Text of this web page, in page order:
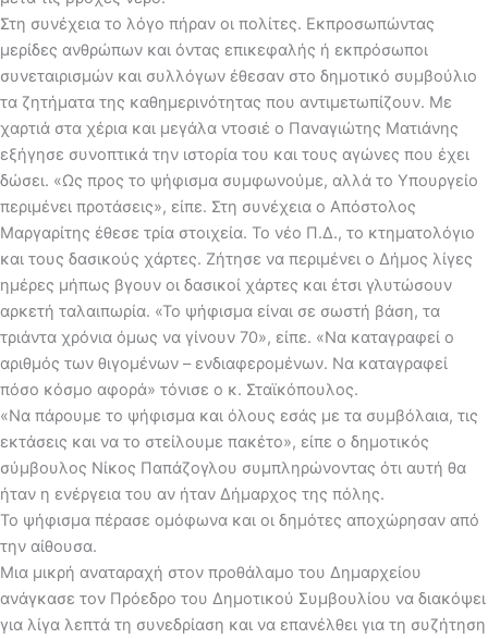
Στη συνέχεια το λόγο πήραν οι πολίτες. Εκπροσωπώντας
μερίδες ανθρώπων και όντας επικεφαλής ή εκπρόσωποι
συνεταιρισμών και συλλόγων έθεσαν στο δημοτικό συμβούλιο
τα ζητήματα της καθημερινότητας που αντιμετωπίζουν. Με
χαρτιά στα χέρια και μεγάλα ντοσιέ ο Παναγιώτης Ματιάνης
εξήγησε συνοπτικά την ιστορία του και τους αγώνες που έχει
δώσει. «Ως προς το ψήφισμα συμφωνούμε, αλλά το Υπουργείο
περιμένει προτάσεις», είπε. Στη συνέχεια ο Απόστολος
Μαργαρίτης έθεσε τρία στοιχεία. Το νέο Π.Δ., το κτηματολόγιο
και τους δασικούς χάρτες. Ζήτησε να περιμένει ο Δήμος λίγες
ημέρες μήπως βγουν οι δασικοί χάρτες και έτσι γλυτώσουν
αρκετή ταλαιπωρία. «Το ψήφισμα είναι σε σωστή βάση, τα
τριάντα χρόνια όμως να γίνουν 70», είπε. «Να καταγραφεί ο
αριθμός των θιγομένων – ενδιαφερομένων. Να καταγραφεί
πόσο κόσμο αφορά» τόνισε ο κ. Σταϊκόπουλος.
«Να πάρουμε το ψήφισμα και όλους εσάς με τα συμβόλαια, τις
εκτάσεις και να το στείλουμε πακέτο», είπε ο δημοτικός
σύμβουλος Νίκος Παπάζογλου συμπληρώνοντας ότι αυτή θα
ήταν η ενέργεια του αν ήταν Δήμαρχος της πόλης.
Το ψήφισμα πέρασε ομόφωνα και οι δημότες αποχώρησαν από
την αίθουσα.
Μια μικρή αναταραχή στον προθάλαμο του Δημαρχείου
ανάγκασε τον Πρόεδρο του Δημοτικού Συμβουλίου να διακόψει
για λίγα λεπτά τη συνεδρίαση και να επανέλθει για τη συζήτηση